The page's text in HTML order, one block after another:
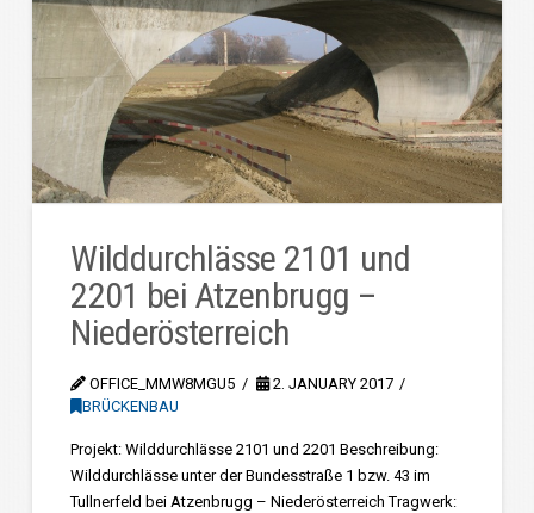
Wilddurchlässe 2101 und
2201 bei Atzenbrugg –
Niederösterreich
OFFICE_MMW8MGU5
2. JANUARY 2017
BRÜCKENBAU
Projekt: Wilddurchlässe 2101 und 2201 Beschreibung:
Wilddurchlässe unter der Bundesstraße 1 bzw. 43 im
Tullnerfeld bei Atzenbrugg – Niederösterreich Tragwerk: